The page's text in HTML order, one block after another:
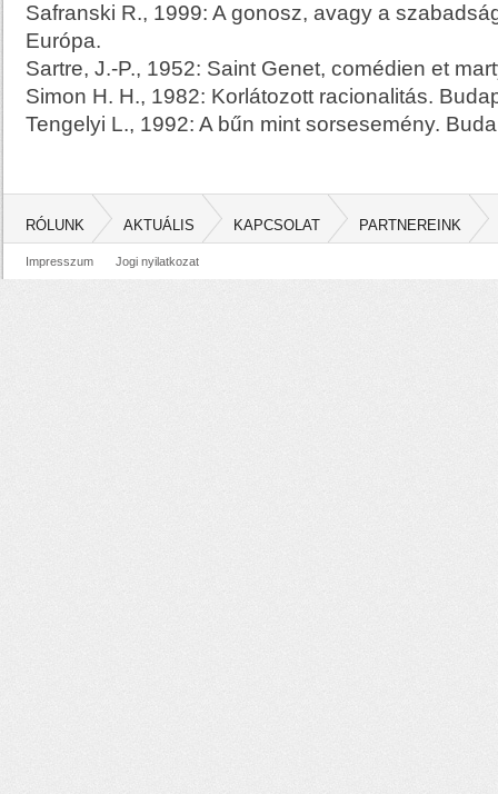
Safranski R., 1999: A gonosz, avagy a
Európa.
Sartre, J.-P., 1952: Saint Genet, comédien et
Simon H. H., 1982: Korlátozott racionalitás.
Tengelyi L., 1992: A bűn mint sorsesemény.
RÓLUNK AKTUÁLIS KAPCSOLAT PARTNEREINK
Impresszum Jogi nyilatkozat